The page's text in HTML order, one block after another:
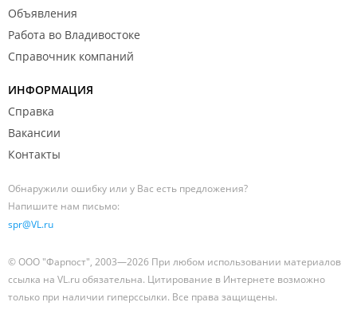
Объявления
Работа во Владивостоке
Справочник компаний
ИНФОРМАЦИЯ
Справка
Вакансии
Контакты
Обнаружили ошибку или у Вас есть предложения?
Напишите нам письмо:
spr@VL.ru
© ООО "Фарпост", 2003—2026 При любом использовании материалов
ссылка на VL.ru обязательна. Цитирование в Интернете возможно
только при наличии гиперссылки. Все права защищены.